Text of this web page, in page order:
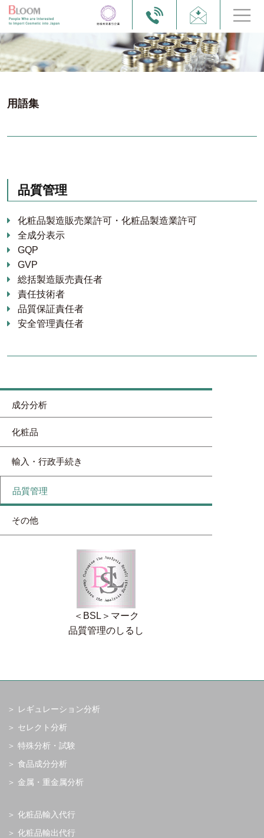
成分分析
化粧品
輸入・行政手続き
品質管理
その他
＜BSL＞マーク
品質管理のしるし
用語集
品質管理
化粧品製造販売業許可・化粧品製造業許可
全成分表示
GQP
GVP
総括製造販売責任者
責任技術者
品質保証責任者
安全管理責任者
レギュレーション分析
セレクト分析
特殊分析・試験
食品成分分析
金属・重金属分析
化粧品輸入代行
化粧品輸出代行